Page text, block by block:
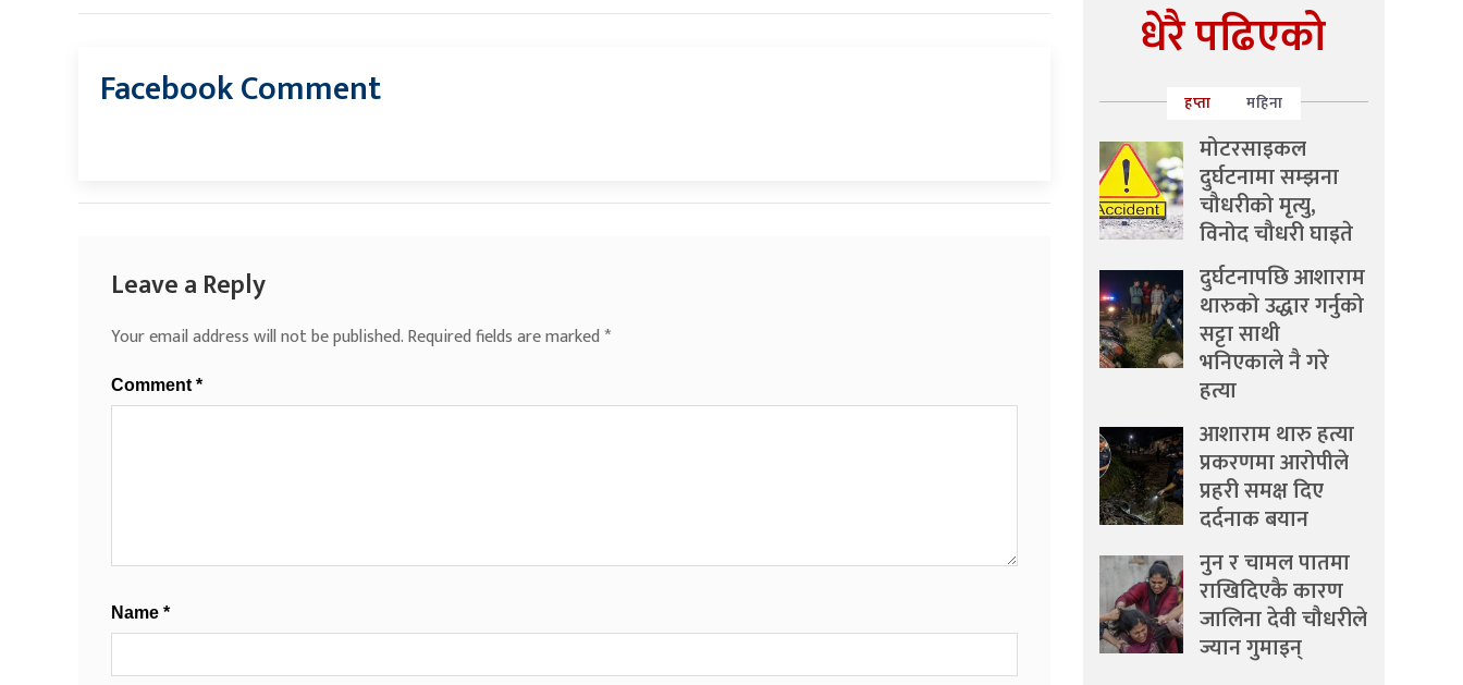
Facebook Comment
Leave a Reply
Your email address will not be published.Required fields are marked*
Comment *
Name *
धेरै पढिएको
हप्ता महिना
मोटरसाइकल
दुर्घटनामा सम्झना
चौधरीको मृत्यु,
विनोद चौधरी घाइते
दुर्घटनापछि आशाराम
थारुको उद्धार गर्नुको
सट्टा साथी
भनिएकाले नै गरे
हत्या
आशाराम थारु हत्या
प्रकरणमा आरोपीले
प्रहरी समक्ष दिए
दर्दनाक बयान
नुन र चामल पातमा
राखिदिएकै कारण
जालिना देवी चौधरीले
ज्यान गुमाइन्